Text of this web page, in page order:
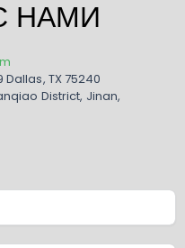
НАМИ
Dallas, TX 75240
District, Jinan,